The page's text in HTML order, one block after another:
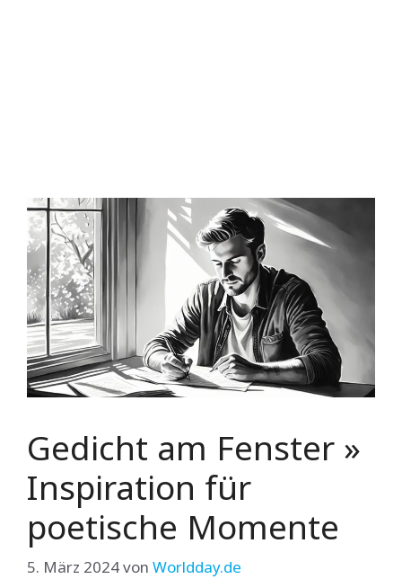
Gedicht am Fenster »
Inspiration für
poetische Momente
5. März 2024von Worldday.de